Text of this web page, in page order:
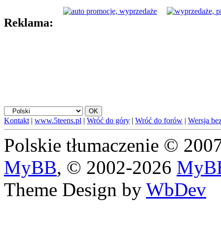
Reklama:
Kontakt | www.5teens.pl | Wróć do góry | Wróć do forów | Wersja
Polskie tłumaczenie ©
MyBB, © 2002-2026
Theme Design by WbDev